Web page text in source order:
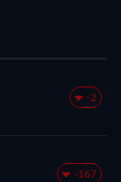
-2
-167